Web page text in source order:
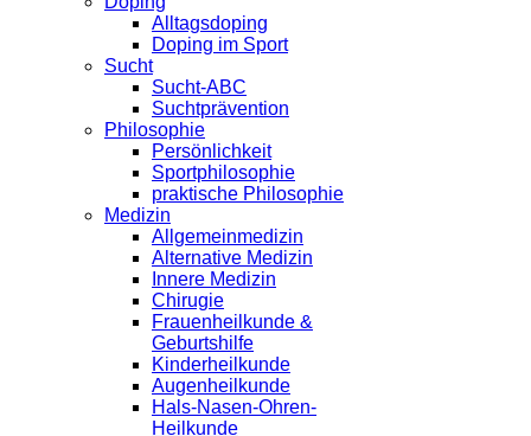
Alltagsdoping
Doping im Sport
Sucht
Sucht-ABC
Suchtprävention
Philosophie
Persönlichkeit
Sportphilosophie
praktische Philosophie
Medizin
Allgemeinmedizin
Alternative Medizin
Innere Medizin
Chirugie
Frauenheilkunde &
Geburtshilfe
Kinderheilkunde
Augenheilkunde
Hals-Nasen-Ohren-
Heilkunde